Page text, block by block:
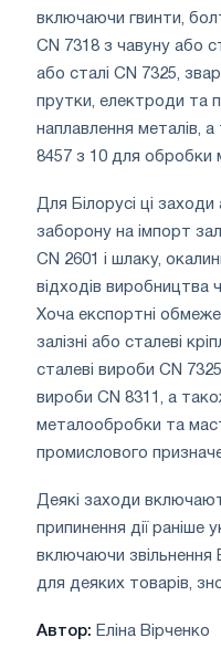
включаючи гвинти,
CN 7318 з чавуну або
або сталі CN 7325,
прутки, електроди та
наплавлення металів,
8457 з 10 для обробки
Для Білорусі ці
заборону на імпорт
CN 2601 і шлаку,
відходів виробництва
Хоча експортні
залізні або сталеві
сталеві вироби CN
вироби CN 8311, а
металообробки та
промислового
Деякі заходи
припинення дії раніше
включаючи звільнення
для деяких товарів,
Автор: Еліна Вірченко